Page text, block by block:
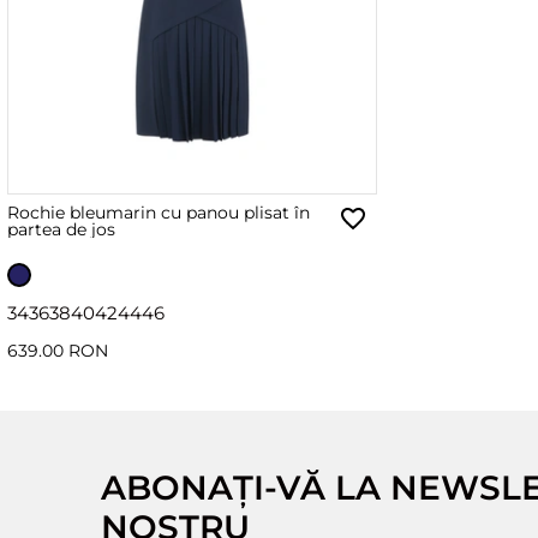
Rochie bleumarin cu panou plisat în
partea de jos
34363840424446
639.00 RON
ABONAȚI-VĂ LA
NOSTRU